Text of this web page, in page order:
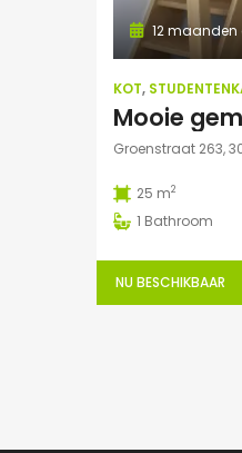
12
KOT,
Groenstraat 263,
25 m2
1 Bathroom
NU BESCHIKBAAR